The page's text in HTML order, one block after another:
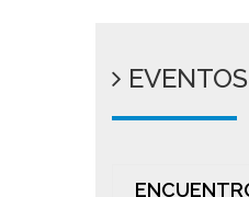
EVENTOS